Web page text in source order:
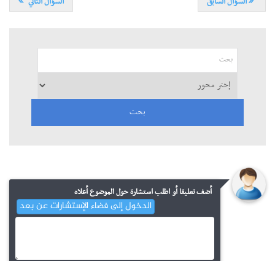
أضف تعليقا أو اطلب استشارة حول الموضوع أعلاه
الدخول إلى فضاء الإستشارات عن بعد